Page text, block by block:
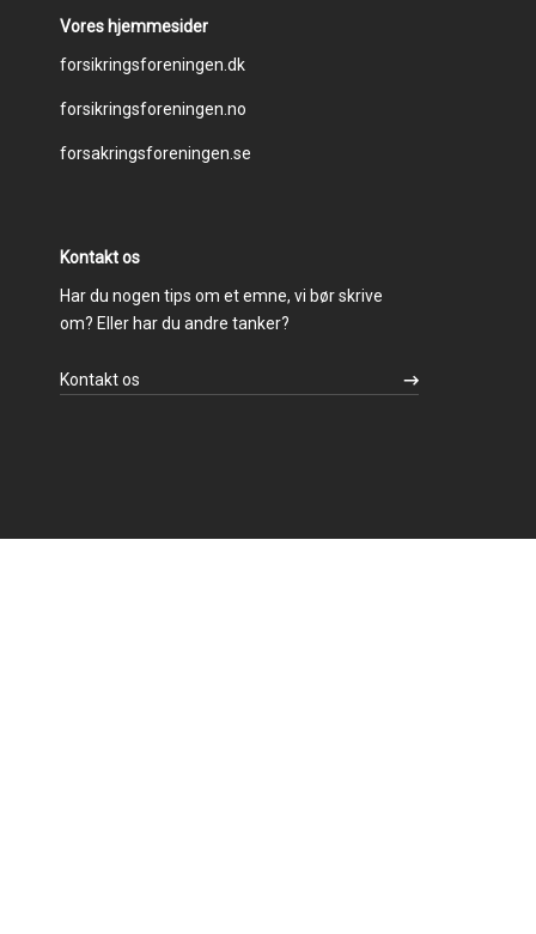
Vores hjemmesider
Footer
menu
forsikringsforeningen.dk
forsikringsforeningen.no
forsakringsforeningen.se
Kontakt os
Har du nogen tips om et emne, vi bør skrive
om? Eller har du andre tanker?
Kontakt os